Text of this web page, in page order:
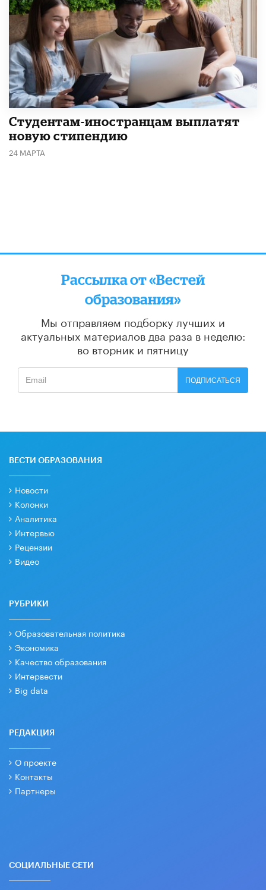
Студентам-иностранцам выплатят
новую стипендию
24 МАРТА
Рассылка от «Вестей
образования»
Мы отправляем подборку лучших и
актуальных материалов два раза в неделю:
во вторник и пятницу
ПОДПИСАТЬСЯ
ВЕСТИ ОБРАЗОВАНИЯ
Новости
Колонки
Аналитика
Интервью
Рецензии
Видео
РУБРИКИ
Образовательная политика
Экономика
Качество образования
Интервести
Big data
РЕДАКЦИЯ
О проекте
Контакты
Партнеры
СОЦИАЛЬНЫЕ СЕТИ